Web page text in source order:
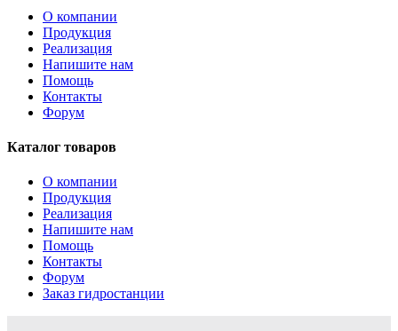
О компании
Продукция
Реализация
Напишите нам
Помощь
Контакты
Форум
Каталог товаров
О компании
Продукция
Реализация
Напишите нам
Помощь
Контакты
Форум
Заказ гидростанции